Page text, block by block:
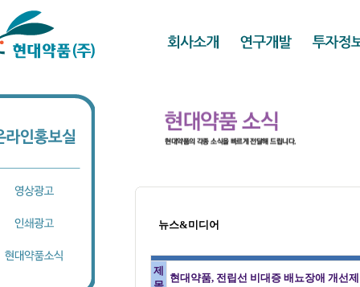
뉴스&미디어
제
현대약품, 전립선 비대증 배뇨장애 개선